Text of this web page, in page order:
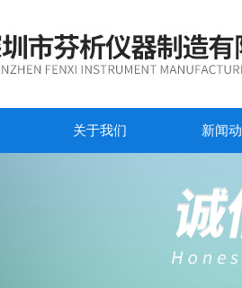
关于我们 新闻